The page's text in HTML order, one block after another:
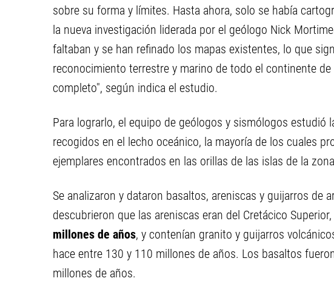
sobre su forma y límites. Hasta ahora, solo se había
la nueva investigación liderada por el geólogo Nick
faltaban y se han refinado los mapas existentes, lo que
reconocimiento terrestre y marino de todo el continente
completo", según indica el estudio.
Para lograrlo, el equipo de geólogos y sismólogos estudió
recogidos en el lecho oceánico, la mayoría de los cuales
ejemplares encontrados en las orillas de las islas de la
Se analizaron y dataron basaltos, areniscas y guijarros de
descubrieron que las areniscas eran del Cretácico Superior,
millones de años, y contenían granito y guijarros
hace entre 130 y 110 millones de años. Los basaltos
millones de años.